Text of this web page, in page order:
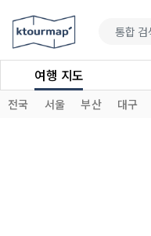
여행 지도
전국 서울 부산 대구